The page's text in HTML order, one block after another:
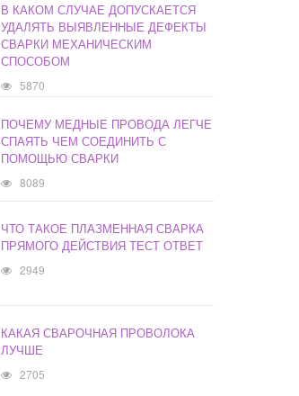
В КАКОМ СЛУЧАЕ ДОПУСКАЕТСЯ
УДАЛЯТЬ ВЫЯВЛЕННЫЕ ДЕФЕКТЫ
СВАРКИ МЕХАНИЧЕСКИМ
СПОСОБОМ
5870
ПОЧЕМУ МЕДНЫЕ ПРОВОДА ЛЕГЧЕ
СПАЯТЬ ЧЕМ СОЕДИНИТЬ С
ПОМОЩЬЮ СВАРКИ
8089
ЧТО ТАКОЕ ПЛАЗМЕННАЯ СВАРКА
ПРЯМОГО ДЕЙСТВИЯ ТЕСТ ОТВЕТ
2949
КАКАЯ СВАРОЧНАЯ ПРОВОЛОКА
ЛУЧШЕ
2705